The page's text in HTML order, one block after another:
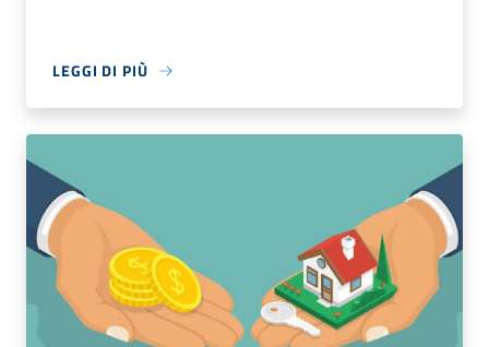
LEGGI DI PIÙ